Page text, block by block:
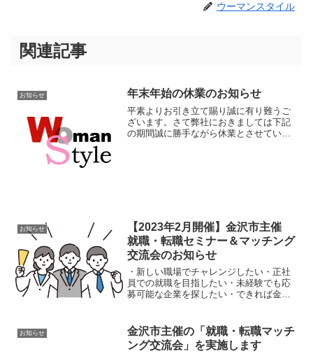
ウーマンスタイル
関連記事
お知らせ 年末年始の休業のお知らせ
平素よりお引き立て賜り誠に有り難うご
ざいます。さて弊社におきましては下記
の期間誠に勝手ながら休業とさせていた
お知らせ
【2023年2月開催】金沢市主催
就職・転職セミナー＆マッチング
交流会のお知らせ
・新しい職場でチャレンジしたい・正社
員での就職を目指したい・未経験でも応
募可能な企業を探したい・できれば金沢
職・転職セミナー(※定員に達したため受
付終了)詳細◆日時：2...
お知らせ
金沢市主催の「就職・転職マッチ
ング交流会」を実施します